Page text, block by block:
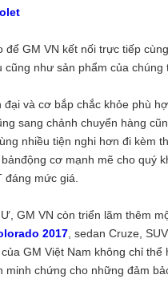
để GM VN kết nối trực tiếp
như sản phẩm của chúng
và cơ bắp chắc khỏe phù
sang chảnh chuyển hàng
nhiều tiện nghi hơn đi kèm
cơ mạnh mẽ cho quý
đáng mức giá.
GM VN còn triển lãm thêm
2017, sedan Cruze,
GM Việt Nam không chỉ thể
chứng cho những đảm